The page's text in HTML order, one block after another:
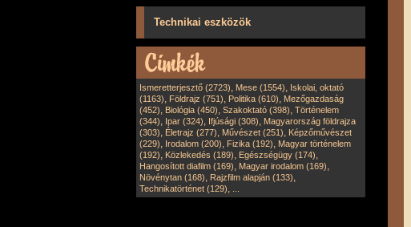
Technikai eszközök
Ismeretterjesztő (2723), Mese (1554), Iskolai, oktató
(1163), Földrajz (751), Politika (610), Mezőgazdaság
(452), Biológia (450), Szakoktató (398), Történelem
(344), Ipar (324), Ifjúsági (308), Magyarország földrajza
(303), Életrajz (277), Művészet (251), Képzőművészet
(229), Irodalom (200), Fizika (192), Magyar történelem
(192), Közlekedés (189), Egészségügy (174),
Hangosított diafilm (169), Magyar irodalom (169),
Növénytan (168), Rajzfilm alapján (133),
Technikatörténet (129),